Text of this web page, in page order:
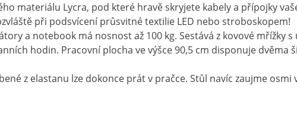
materiálu Lycra, pod které hravě skryjete kabely a přípojky
při podsvícení průsvitné textilie LED nebo stroboskopem!
a notebook má nosnost až 100 kg. Sestává z kovové mřížky
hodin. Pracovní plocha ve výšce 90,5 cm disponuje
z elastanu lze dokonce prát v pračce. Stůl navíc zaujme